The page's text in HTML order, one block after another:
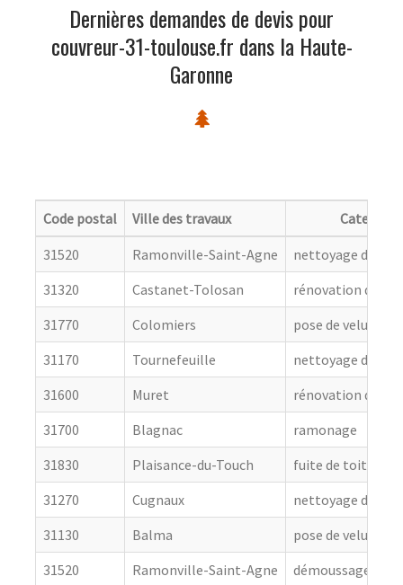
Dernières demandes de devis pour
couvreur-31-toulouse.fr dans la Haute-
Garonne
Code postal Ville des travaux
Categorie
31520
Ramonville-Saint-Agne
nettoyage de
31320
Castanet-Tolosan
rénovation de
31770
Colomiers
pose de velux
31170
Tournefeuille
nettoyage de
31600
Muret
rénovation de
31700
Blagnac
ramonage
31830
Plaisance-du-Touch
fuite de toiture
31270
Cugnaux
nettoyage de
31130
Balma
pose de velux
31520
Ramonville-Saint-Agne démoussage de